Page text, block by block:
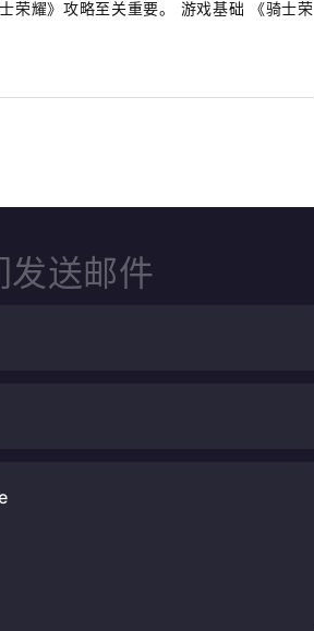
荣耀》攻略至关重要。 游戏基础 《骑士荣
发送邮件